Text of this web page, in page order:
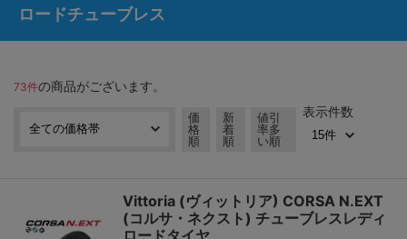
ロードチューブレス
73件の商品がございます。
価
格
順
新
着
順
値引
率多
い順
表示件数
Vittoria (ヴィットリア) CORSA N.EXT
(コルサ・ネクスト) チューブレスレディ
ロードタイヤ